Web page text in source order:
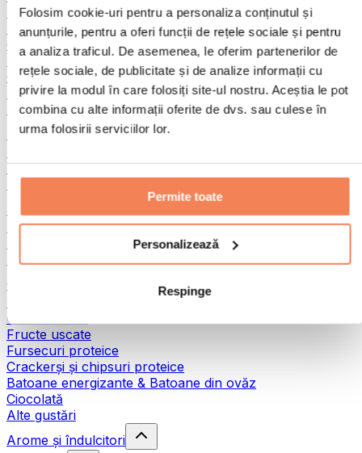
Folosim cookie-uri pentru a personaliza conținutul și
anunțurile, pentru a oferi funcții de rețele sociale și pentru
a analiza traficul. De asemenea, le oferim partenerilor de
rețele sociale, de publicitate și de analize informații cu
privire la modul în care folosiți site-ul nostru. Aceștia le pot
combina cu alte informații oferite de dvs. sau culese în
urma folosirii serviciilor lor.
Permite toate
Personalizează
Respinge
Pește
Alimente gata preparate
Ouă
Pâine și produse de patiserie
Carne
Leguminoase
Alte alimente fitness
Unturi din nuci
Unturi dulci din nuci
Superalimente verzi
Alte superalimente
Gustări proteice
Carne uscată
Fructe uscate
Fursecuri proteice
Crackerși și chipsuri proteice
Batoane energizante & Batoane din ovăz
Ciocolată
Alte gustări
Arome și îndulcitori